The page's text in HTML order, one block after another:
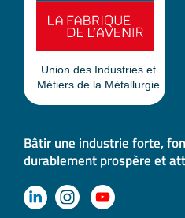
Bâtir une industrie forte,
durablement prospère et